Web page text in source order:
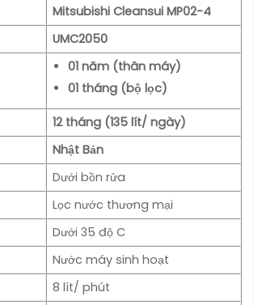
Mitsubishi Cleansui MP02-4
UMC2050
01 năm (thân máy)
01 tháng (bộ lọc)
12 tháng (135 lít/ ngày)
Nhật Bản
Dưới bồn rửa
Lọc nước thương mại
Dưới 35 độ C
Nước máy sinh hoạt
8 lít/ phút